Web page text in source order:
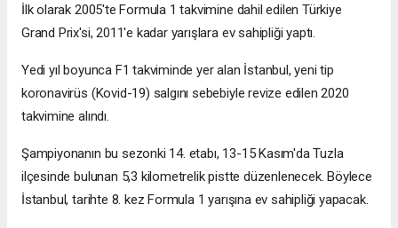
İlk olarak 2005'te Formula 1 takvimine dahil edilen Türkiye
Grand Prix'si, 2011'e kadar yarışlara ev sahipliği yaptı.
Yedi yıl boyunca F1 takviminde yer alan İstanbul, yeni tip
koronavirüs (Kovid-19) salgını sebebiyle revize edilen 2020
takvimine alındı.
Şampiyonanın bu sezonki 14. etabı, 13-15 Kasım'da Tuzla
ilçesinde bulunan 5,3 kilometrelik pistte düzenlenecek. Böylece
İstanbul, tarihte 8. kez Formula 1 yarışına ev sahipliği yapacak.